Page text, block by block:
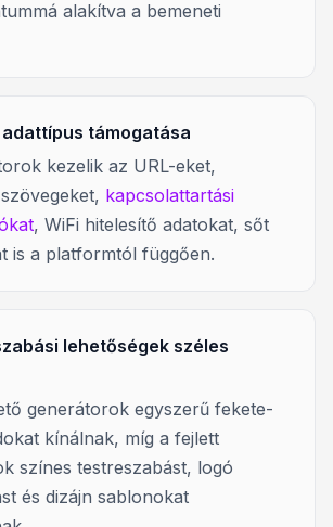
alakítva a bemeneti
támogatása
kezelik az URL-eket,
kapcsolattartási
, WiFi hitelesítő adatokat, sőt
is a platformtól függően.
lehetőségek széles
generátorok egyszerű fekete-
kínálnak, míg a fejlett
színes testreszabást, logó
és dizájn sablonokat